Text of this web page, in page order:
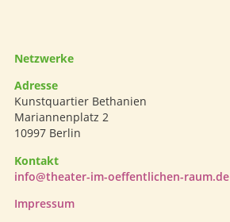
Netzwerke
Adresse
Kunstquartier Bethanien
Mariannenplatz 2
10997 Berlin
Kontakt
info@theater-im-oeffentlichen-raum.de
Impressum